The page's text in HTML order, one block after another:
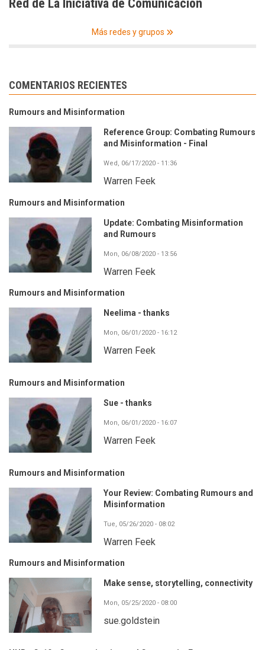
Red de La Iniciativa de Comunicación
Más redes y grupos
COMENTARIOS RECIENTES
Rumours and Misinformation
Reference Group: Combating Rumours
and Misinformation - Final
Wed, 06/17/2020 - 11:36
Warren Feek
Rumours and Misinformation
Update: Combating Misinformation
and Rumours
Mon, 06/08/2020 - 13:56
Warren Feek
Rumours and Misinformation
Neelima - thanks
Mon, 06/01/2020 - 16:12
Warren Feek
Rumours and Misinformation
Sue - thanks
Mon, 06/01/2020 - 16:07
Warren Feek
Rumours and Misinformation
Your Review: Combating Rumours and
Misinformation
Tue, 05/26/2020 - 08:02
Warren Feek
Rumours and Misinformation
Make sense, storytelling, connectivity
Mon, 05/25/2020 - 08:00
sue.goldstein